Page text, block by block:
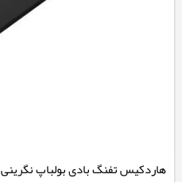
هاردکیس تفنگ بادی بولباپ نگرینی